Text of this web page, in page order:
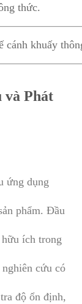
thức.
cánh khuấy
và Phát
ứng dụng
phẩm. Đầu
ích trong
cứu có
độ ổn định,